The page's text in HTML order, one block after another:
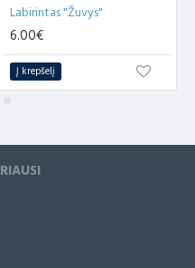
Labirintas "Žuvys"
6.00€
Į krepšelį